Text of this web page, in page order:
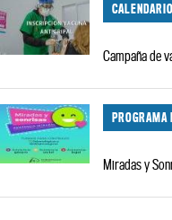
CALENDARIO
Campaña de
PROGRAMA
Miradas y